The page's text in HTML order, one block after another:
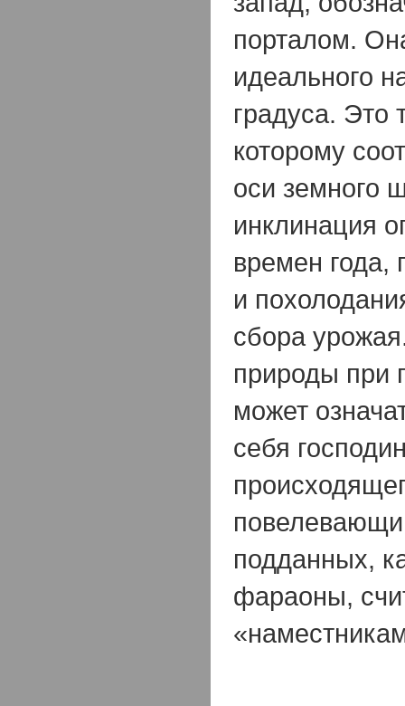
порталом.
идеального
градуса. Это
которому
оси земного
инклинация
времен года,
и
сбора
природы при
может
себя
подданных,
фараоны,